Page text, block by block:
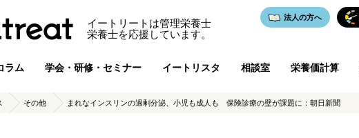
イートリートは管理栄養士
栄養士を応援しています。
法人の方へ
ラム 学会・研修・セミナー イートリスタ 相談室 栄養価計算
その他 まれなインスリンの過剰分泌、小児も成人も 保険診療の壁が課題に：朝日新聞